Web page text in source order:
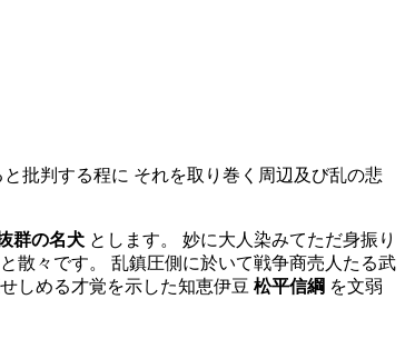
批判する程に それを取り巻く周辺及び乱の悲
群の名犬 とします。 妙に大人染みてただ身振り
散々です。 乱鎮圧側に於いて戦争商売人たる武
しめる才覚を示した知恵伊豆 松平信綱 を文弱